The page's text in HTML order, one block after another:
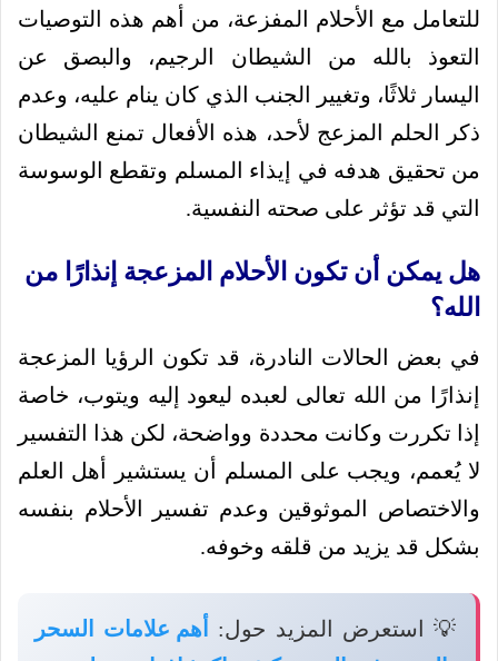
للتعامل مع الأحلام المفزعة، من أهم هذه التوصيات
التعوذ بالله من الشيطان الرجيم، والبصق عن
اليسار ثلاثًا، وتغيير الجنب الذي كان ينام عليه، وعدم
ذكر الحلم المزعج لأحد، هذه الأفعال تمنع الشيطان
من تحقيق هدفه في إيذاء المسلم وتقطع الوسوسة
التي قد تؤثر على صحته النفسية.
هل يمكن أن تكون الأحلام المزعجة إنذارًا من
الله؟
في بعض الحالات النادرة، قد تكون الرؤيا المزعجة
إنذارًا من الله تعالى لعبده ليعود إليه ويتوب، خاصة
إذا تكررت وكانت محددة وواضحة، لكن هذا التفسير
لا يُعمم، ويجب على المسلم أن يستشير أهل العلم
والاختصاص الموثوقين وعدم تفسير الأحلام بنفسه
بشكل قد يزيد من قلقه وخوفه.
💡 استعرض المزيد حول:
أهم علامات السحر